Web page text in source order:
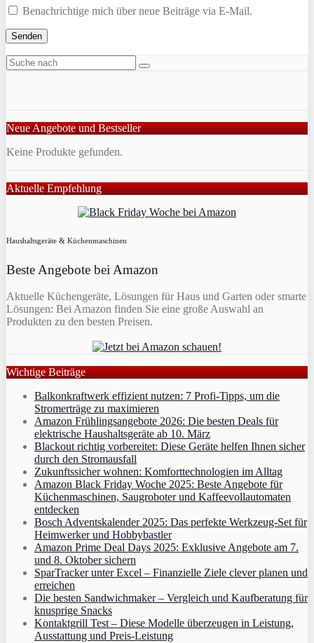
Benachrichtige mich über neue Beiträge via E-Mail.
Neue Angebote und Bestseller
Keine Produkte gefunden.
Aktuelle Empfehlung
Haushaltsgeräte & Küchenmaschinen
Beste Angebote bei Amazon
Aktuelle Küchengeräte, Lösungen für Haus und Garten oder smarte
Lösungen: Bei Amazon finden Sie eine große Auswahl an
Produkten zu den besten Preisen.
Wichtige Beiträge
Balkonkraftwerk effizient nutzen: 7 Profi-Tipps, um die
Stromerträge zu maximieren
Amazon Frühlingsangebote 2026: Die besten Deals für
elektrische Haushaltsgeräte ab 10. März
Blackout richtig vorbereitet: Diese Geräte helfen Ihnen sicher
durch den Stromausfall
Zukunftssicher wohnen: Komforttechnologien im Alltag
Amazon Black Friday Woche 2025: Beste Angebote für
Küchenmaschinen, Saugroboter und Kaffeevollautomaten
entdecken
Bosch Adventskalender 2025: Das perfekte Werkzeug-Set für
Heimwerker und Hobbybastler
Amazon Prime Deal Days 2025: Exklusive Angebote am 7.
und 8. Oktober sichern
SparTracker unter Excel – Finanzielle Ziele clever planen und
erreichen
Die besten Sandwichmaker – Vergleich und Kaufberatung für
knusprige Snacks
Kontaktgrill Test – Diese Modelle überzeugen in Leistung,
Ausstattung und Preis-Leistung